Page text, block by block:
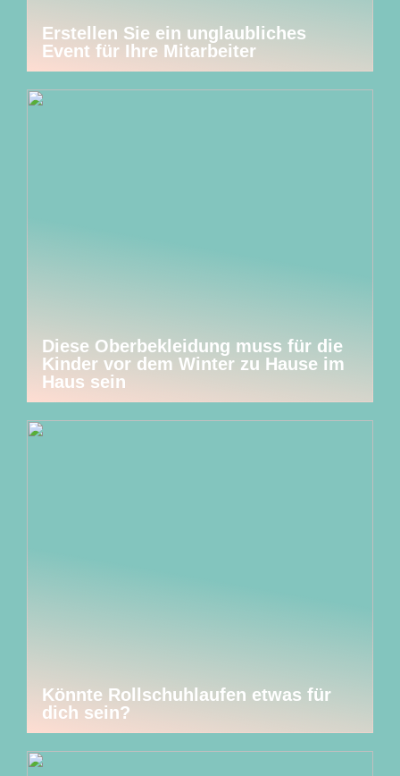
Erstellen Sie ein unglaubliches
Event für Ihre Mitarbeiter
Diese Oberbekleidung muss für die
Kinder vor dem Winter zu Hause im
Haus sein
Könnte Rollschuhlaufen etwas für
dich sein?